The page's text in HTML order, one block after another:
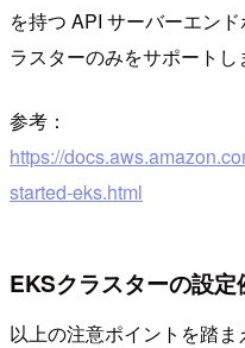
を持つ API サーバーエン
ラスターのみをサポートし
参考：
https://
started-eks.html
EKSクラスターの設定
以上の注意ポイントを踏